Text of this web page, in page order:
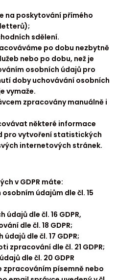
na poskytování přímého
sdělení.
po dobu nezbytně
nebo po dobu, než je
osobních údajů pro
doby uchovávání osobních
vymaže.
zpracovány manuálně i
některé informace
pro vytvoření statistických
internetových stránek.
v GDPR máte:
údajům dle čl. 15
dle čl. 16 GDPR,
dle čl. 18 GDPR;
dle čl. 17 GDPR;
zpracování dle čl. 21 GDPR;
dle čl. 20 GDPR
zpracováním písemně nebo